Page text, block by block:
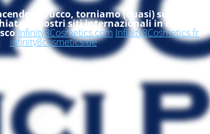
il trucco, torniamo (quasi) subito, nel
ai nostri siti internazionali in inglese, in
Infinity8Cosmetics.com Infinity8Cosmetics.fr
infinity8cosmetics.de